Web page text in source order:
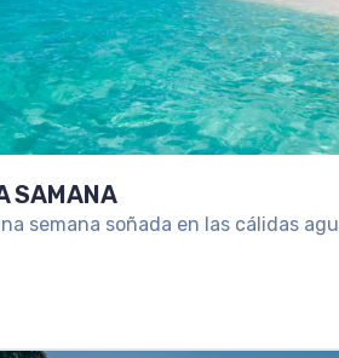
SAMANA
semana soñada en las cálidas